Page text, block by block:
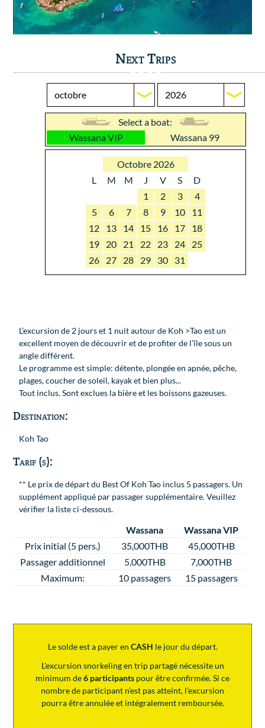
Next Trips
Select a boat:
Wassana VIP
Wassana 99
Octobre 2026
L
M M J V S
D
1
2 3
4
5
6 7 8 9 10
11
12
13 14 15 16 17
18
19
20 21 22 23 24
25
26
27 28 29 30 31
L’excursion de 2 jours et 1 nuit autour de Koh >Tao est un
excellent moyen de découvrir et de profiter de l’île sous un
angle différent.
Le programme est simple: détente, plongée en apnée, pêche,
plages, coucher de soleil, kayak et bien plus...
Tout inclus. Sont exclues la bière et les boissons gazeuses.
Destination:
Koh Tao
Tarif (s):
** Le prix de départ du Best Of Koh Tao inclus 5 passagers. Un
supplément appliqué par passager supplémentaire. Veuillez
vérifier la liste ci-dessous.
Wassana
Wassana VIP
Prix initial (5 pers.)
35,000THB
45,000THB
Passager additionnel
5,000THB
7,000THB
Maximum:
10 passagers 15 passagers
Le solde est a payer en CASH le jour du départ.
L'excursion snorkeling en trip partagé nécessite un
minimum de6 participants pour être confirmée. Si ce
nombre de participant n’est pas atteint, l’excursion
pourra être annulée et intégralement remboursée.